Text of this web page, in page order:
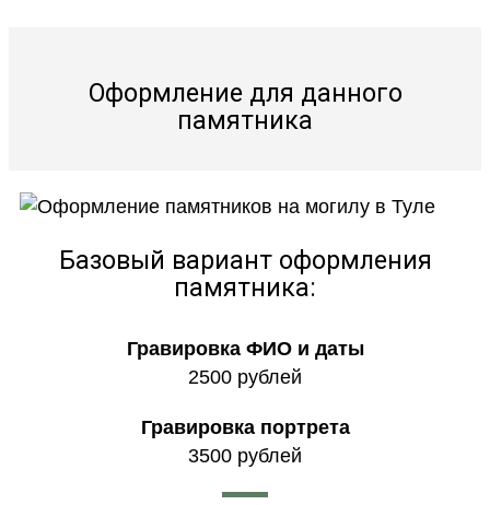
Оформление для данного
памятника
Базовый вариант оформления
памятника:
Гравировка ФИО и даты
2500 рублей
Гравировка портрета
3500 рублей